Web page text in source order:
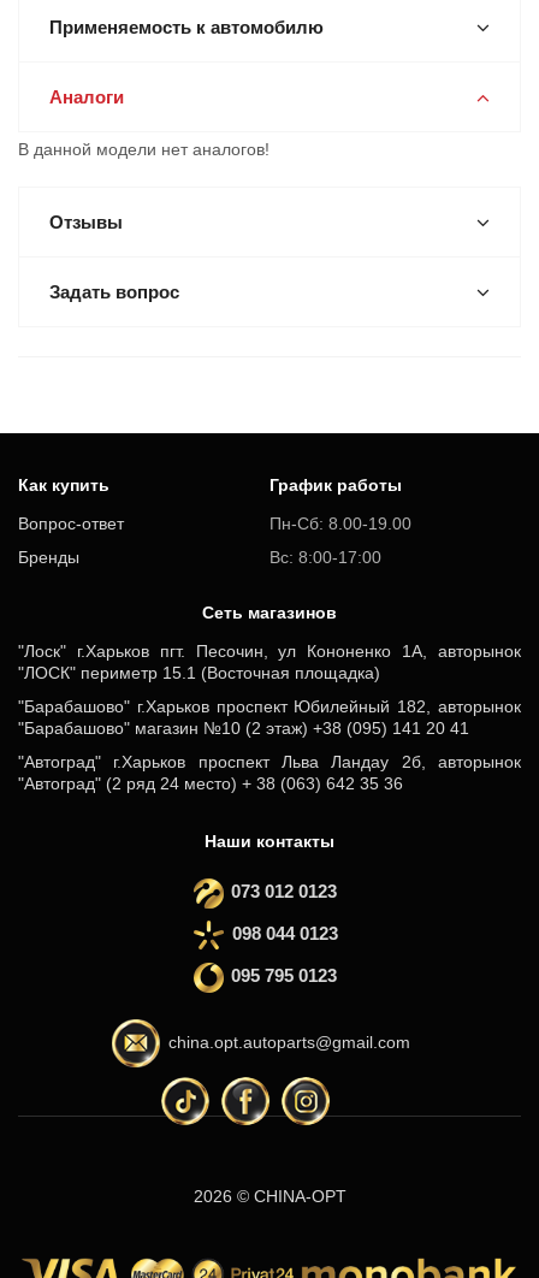
Применяемость к автомобилю
Аналоги
В данной модели нет аналогов!
Отзывы
Задать вопрос
Как купить
Вопрос-ответ
Бренды
График работы
Пн-Сб: 8.00-19.00
Вс: 8:00-17:00
Cеть магазинов
"Лоск" г.Харьков пгт. Песочин, ул Кононенко 1А, авторынок
"ЛОСК" периметр 15.1 (Восточная площадка)
"Барабашово" г.Харьков проспект Юбилейный 182, авторынок
"Барабашово" магазин №10 (2 этаж) +38 (095) 141 20 41
"Автоград" г.Харьков проспект Льва Ландау 2б, авторынок
"Автоград" (2 ряд 24 место) + 38 (063) 642 35 36
Наши контакты
073 012 0123
098 044 0123
095 795 0123
china.opt.autoparts@gmail.com
2026 © CHINA-OPT